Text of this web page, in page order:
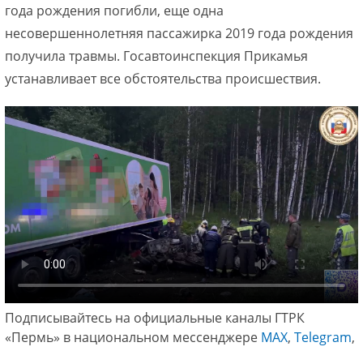
года рождения погибли, еще одна
несовершеннолетняя пассажирка 2019 года рождения
получила травмы. Госавтоинспекция Прикамья
устанавливает все обстоятельства происшествия.
Подписывайтесь на официальные каналы ГТРК
«Пермь» в национальном мессенджере МАХ, Telegram,